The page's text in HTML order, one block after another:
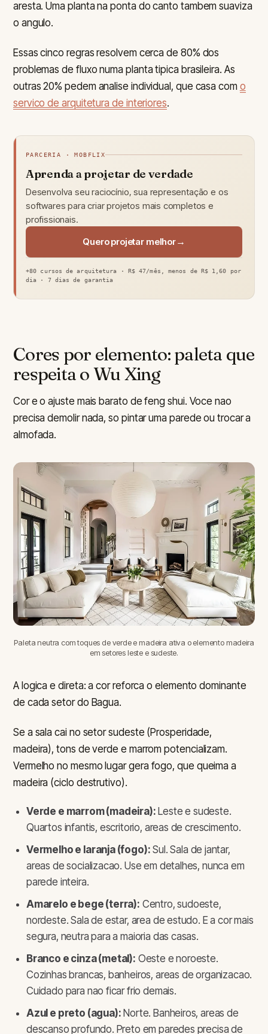
aresta. Uma planta na ponta do canto tambem suaviza
o angulo.
Essas cinco regras resolvem cerca de 80% dos
problemas de fluxo numa planta tipica brasileira. As
outras 20% pedem analise individual, que casa com o
servico de arquitetura de interiores.
PARCERIA · MOBFLIX
Aprenda a projetar de verdade
Desenvolva seu raciocínio, sua representação e os
softwares para criar projetos mais completos e
profissionais.
Quero projetar melhor
+80 cursos de arquitetura · R$ 47/mês, menos de R$ 1,60 por
dia · 7 dias de garantia
Cores por elemento: paleta que
respeita o Wu Xing
Cor e o ajuste mais barato de feng shui. Voce nao
precisa demolir nada, so pintar uma parede ou trocar a
almofada.
Paleta neutra com toques de verde e madeira ativa o elemento madeira
em setores leste e sudeste.
A logica e direta: a cor reforca o elemento dominante
de cada setor do Bagua.
Se a sala cai no setor sudeste (Prosperidade,
madeira), tons de verde e marrom potencializam.
Vermelho no mesmo lugar gera fogo, que queima a
madeira (ciclo destrutivo).
Verde e marrom (madeira): Leste e sudeste.
Quartos infantis, escritorio, areas de crescimento.
Vermelho e laranja (fogo): Sul. Sala de jantar,
areas de socializacao. Use em detalhes, nunca em
parede inteira.
Amarelo e bege (terra): Centro, sudoeste,
nordeste. Sala de estar, area de estudo. E a cor mais
segura, neutra para a maioria das casas.
Branco e cinza (metal): Oeste e noroeste.
Cozinhas brancas, banheiros, areas de organizacao.
Cuidado para nao ficar frio demais.
Azul e preto (agua): Norte. Banheiros, areas de
descanso profundo. Preto em paredes precisa de